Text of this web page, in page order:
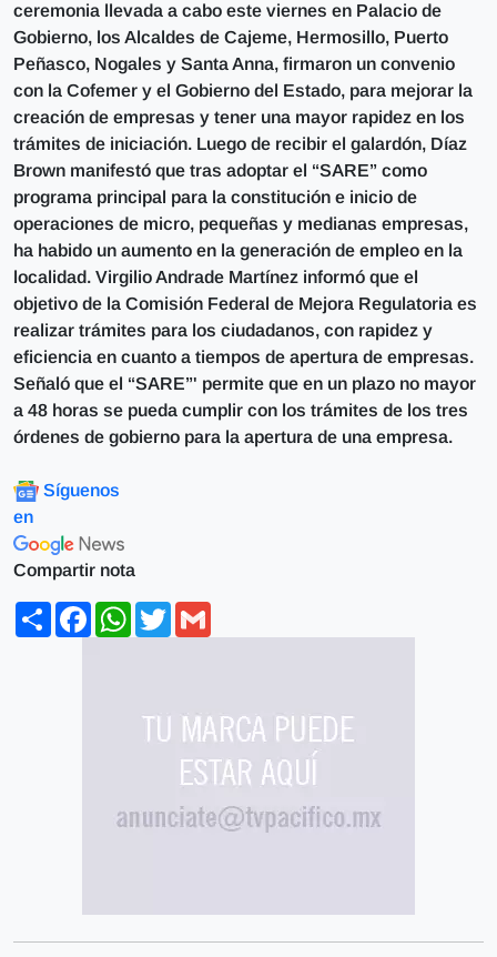
ceremonia llevada a cabo este viernes en Palacio de
Gobierno, los Alcaldes de Cajeme, Hermosillo, Puerto
Peñasco, Nogales y Santa Anna, firmaron un convenio
con la Cofemer y el Gobierno del Estado, para mejorar la
creación de empresas y tener una mayor rapidez en los
trámites de iniciación. Luego de recibir el galardón, Díaz
Brown manifestó que tras adoptar el “SARE” como
programa principal para la constitución e inicio de
operaciones de micro, pequeñas y medianas empresas,
ha habido un aumento en la generación de empleo en la
localidad. Virgilio Andrade Martínez informó que el
objetivo de la Comisión Federal de Mejora Regulatoria es
realizar trámites para los ciudadanos, con rapidez y
eficiencia en cuanto a tiempos de apertura de empresas.
Señaló que el “SARE”' permite que en un plazo no mayor
a 48 horas se pueda cumplir con los trámites de los tres
órdenes de gobierno para la apertura de una empresa.
Síguenos
en
Compartir nota
ShareFacebookWhatsApp
Twitter